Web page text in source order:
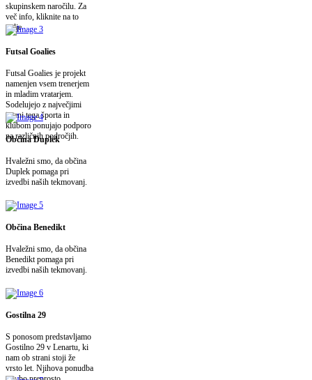
skupinskem naročilu. Za
več info, kliknite na to
polje.
Futsal Goalies
Futsal Goalies je projekt
namenjen vsem trenerjem
in mladim vratarjem.
Sodelujejo z največjimi
imeni tega športa in
klubom ponujajo podporo
na različnih področjih.
Občina Duplek
Hvaležni smo, da občina
Duplek pomaga pri
izvedbi naših tekmovanj.
Občina Benedikt
Hvaležni smo, da občina
Benedikt pomaga pri
izvedbi naših tekmovanj.
Gostilna 29
S ponosom predstavljamo
Gostilno 29 v Lenartu, ki
nam ob strani stoji že
vrsto let. Njihova ponudba